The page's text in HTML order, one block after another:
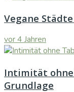
Vegane
vor 4 Jahren
Intimität ohne
Grundlage